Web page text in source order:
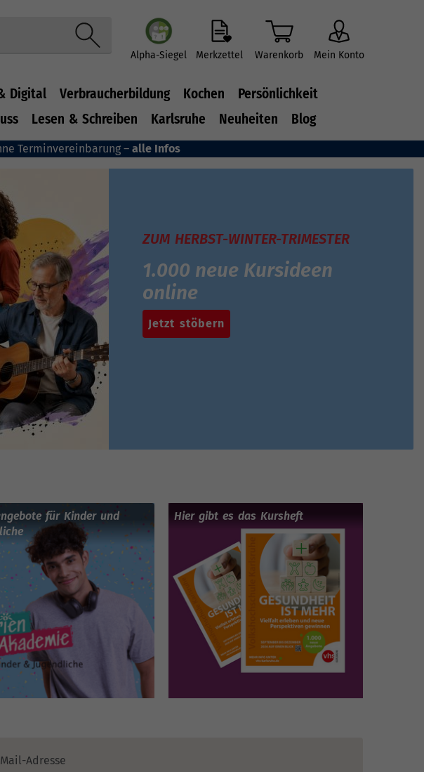
Alpha-Siegel Merkzettel Warenkorb Mein Konto
Digital Verbraucherbildung Kochen
Persönlichkeit
Lesen & Schreiben Karlsruhe Neuheiten Blog
Terminvereinbarung – alle Infos
ZUM HERBST-WINTER-TRIMESTER
1.000 neue Kursideen
online
Jetzt stöbern
für Kinder und
Hier gibt es das Kursheft